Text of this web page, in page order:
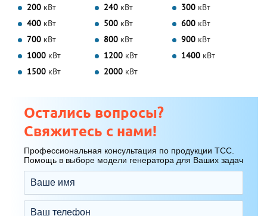
200 кВт 240 кВт 300 кВт
400 кВт 500 кВт 600 кВт
700 кВт 800 кВт 900 кВт
1000 кВт 1200 кВт 1400 кВт
1500 кВт 2000 кВт
Остались вопросы?
Свяжитесь с нами!
Профессиональная консультация по продукции ТСС.
Помощь в выборе модели генератора для Ваших задач